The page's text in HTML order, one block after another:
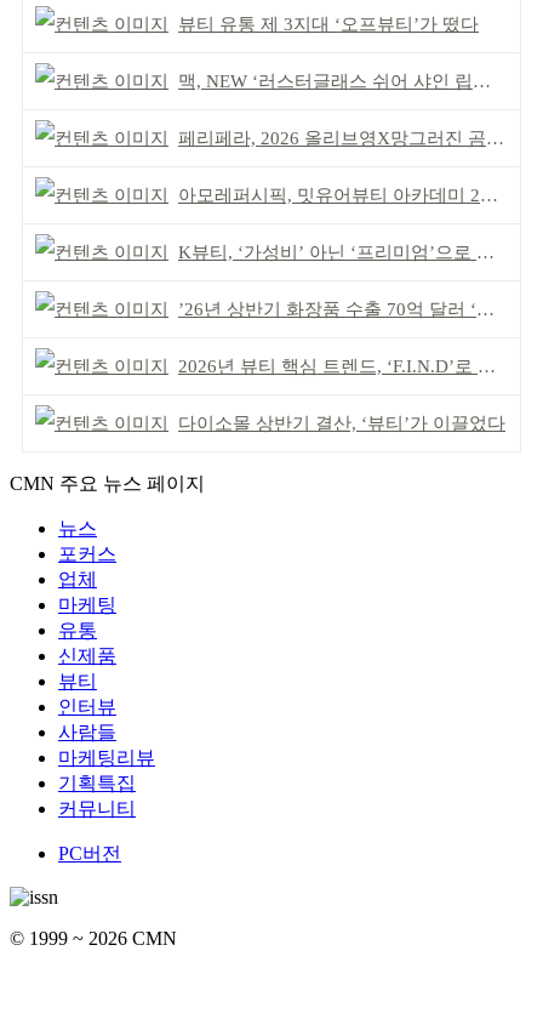
뷰티 유통 제 3지대 ‘오프뷰티’가 떴다
맥, NEW ‘러스터글래스 쉬어 샤인 립스틱’ 출시
페리페라, 2026 올리브영X망그러진 곰 콜라보
아모레퍼시픽, 밋유어뷰티 아카데미 2기 발대식
K뷰티, ‘가성비’ 아닌 ‘프리미엄’으로 승부걸어야
’26년 상반기 화장품 수출 70억 달러 ‘역대 최고’
2026년 뷰티 핵심 트렌드, ‘F.I.N.D’로 읽는다
다이소몰 상반기 결산, ‘뷰티’가 이끌었다
CMN 주요 뉴스 페이지
뉴스
포커스
업체
마케팅
유통
신제품
뷰티
인터뷰
사람들
마케팅리뷰
기획특집
커뮤니티
PC버전
© 1999 ~ 2026 CMN